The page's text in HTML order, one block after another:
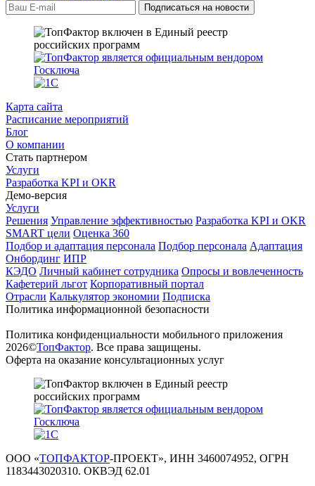
Карта сайта
Расписание мероприятий
Блог
О компании
Стать партнером
Услуги
Разработка KPI и OKR
Демо-версия
Услуги
Решения Управление эффективностью Разработка KPI и OKR
SMART цели Оценка 360
Подбор и адаптация персонала Подбор персонала Адаптация
Онбординг ИПР
КЭДО Личный кабинет сотрудника Опросы и вовлеченность
Кафетерий льгот Корпоративный портал
Отрасли Калькулятор экономии Подписка
Политика информационной безопасности
Политика конфиденциальности мобильного приложения
2026©ТопФактор. Все права защищены.
Оферта на оказание консультационных услуг
ООО «ТОПФАКТОР-ПРОЕКТ», ИНН 3460074952, ОГРН
1183443020310. ОКВЭД 62.01